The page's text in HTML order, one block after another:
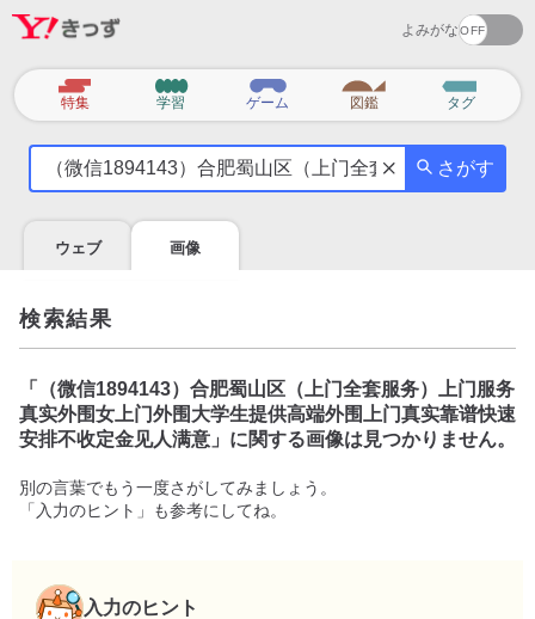
よみがな
カ
テ
特集 学習 ゲーム 図鑑 タグ
気
を
調
べ
よ
う
さがす
ウェブ 画像
検索結果
「
（微信1894143）合肥蜀山区（上门全套服务）上门服务
真实外围女上门外围大学生提供高端外围上门真实靠谱快速
安排不收定金见人满意 」に関する画像は見つかりません。
別の言葉でもう一度さがしてみましょう。
「入力のヒント」も参考にしてね。
入力のヒント